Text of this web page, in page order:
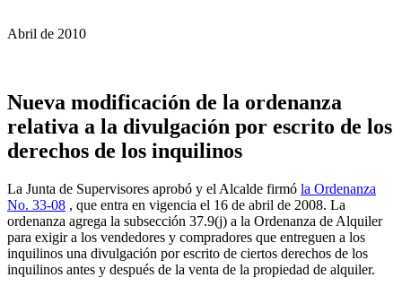
Abril de 2010
Nueva modificación de la ordenanza
relativa a la divulgación por escrito de los
derechos de los inquilinos
La Junta de Supervisores aprobó y el Alcalde firmó la Ordenanza
No. 33-08 , que entra en vigencia el 16 de abril de 2008. La
ordenanza agrega la subsección 37.9(j) a la Ordenanza de Alquiler
para exigir a los vendedores y compradores que entreguen a los
inquilinos una divulgación por escrito de ciertos derechos de los
inquilinos antes y después de la venta de la propiedad de alquiler.